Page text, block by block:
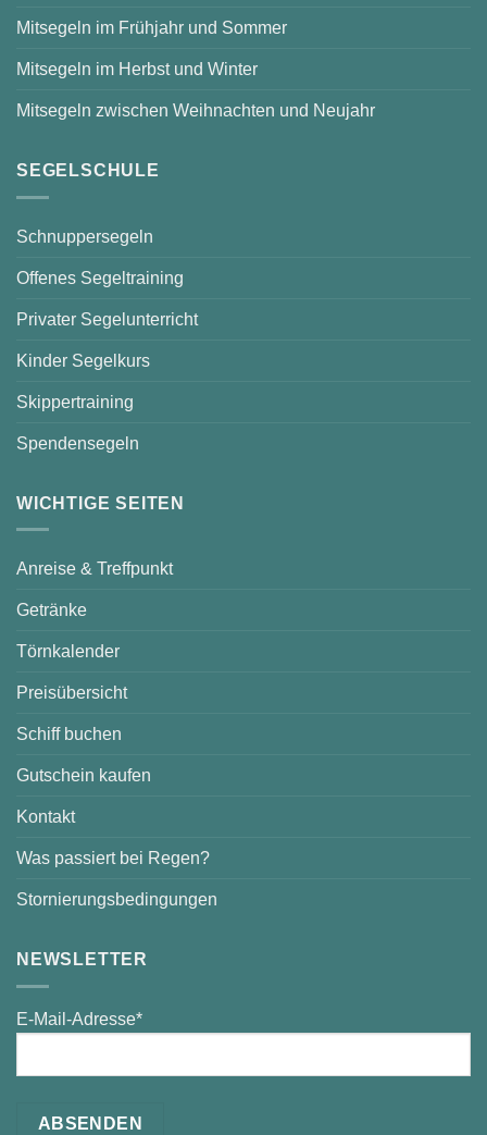
Mitsegeln im Frühjahr und Sommer
Mitsegeln im Herbst und Winter
Mitsegeln zwischen Weihnachten und Neujahr
SEGELSCHULE
Schnuppersegeln
Offenes Segeltraining
Privater Segelunterricht
Kinder Segelkurs
Skippertraining
Spendensegeln
WICHTIGE SEITEN
Anreise & Treffpunkt
Getränke
Törnkalender
Preisübersicht
Schiff buchen
Gutschein kaufen
Kontakt
Was passiert bei Regen?
Stornierungsbedingungen
NEWSLETTER
E-Mail-Adresse*